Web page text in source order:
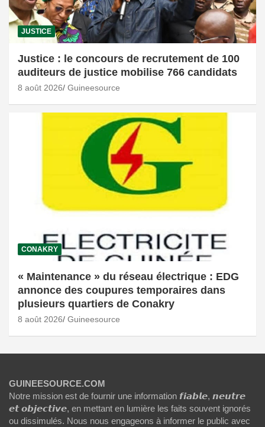
JUSTICE
Justice : le concours de recrutement de 100
auditeurs de justice mobilise 766 candidats
8 août 2026 Guineesource
CONAKRY
« Maintenance » du réseau électrique : EDG
annonce des coupures temporaires dans
plusieurs quartiers de Conakry
8 août 2026 Guineesource
GUINEESOURCE.COM
Notre mission est de fournir une information 𝙛𝙞𝙖𝙗𝙡𝙚, 𝙣𝙚𝙪𝙩𝙧𝙚
𝙚𝙩 𝙤𝙗𝙟𝙚𝙘𝙩𝙞𝙫𝙚, en mettant en lumière les faits souvent ignorés
ou dissimulés. Nous nous engageons à informer le public avec